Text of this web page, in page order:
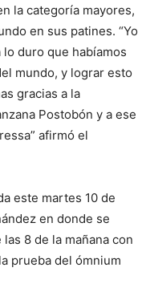
la categoría mayores,
en sus patines. “Yo
duro que habíamos
mundo, y lograr esto
gracias a la
Postobón y a ese
afirmó el
este martes 10 de
en donde se
8 de la mañana con
prueba del ómnium